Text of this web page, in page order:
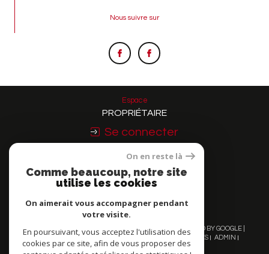
Nous suivre sur
Espace
PROPRIÉTAIRE
Se connecter
Nous
ADHÉRONS
© 2026 | TOUS DROITS RÉSERVÉS | TRADUCTION POWERED BY GOOGLE |
NOS HONORAIRES
PLAN DU SITE MENTIONS LÉGALES
ADMIN
NOS LIENS
POLITIQUE RGPD COOKIES
On en reste là
Comme beaucoup, notre site
utilise les cookies
On aimerait vous accompagner pendant
votre visite.
En poursuivant, vous acceptez l'utilisation des
cookies par ce site, afin de vous proposer des